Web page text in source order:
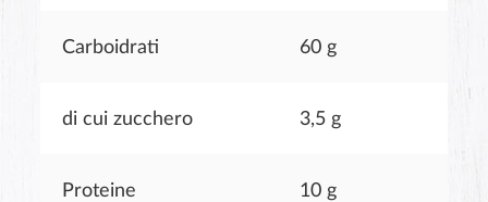
Carboidrati 60 g
di cui zucchero 3,5 g
Proteine 10 g